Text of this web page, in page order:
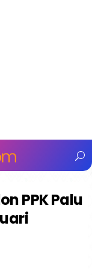
PPK Palu